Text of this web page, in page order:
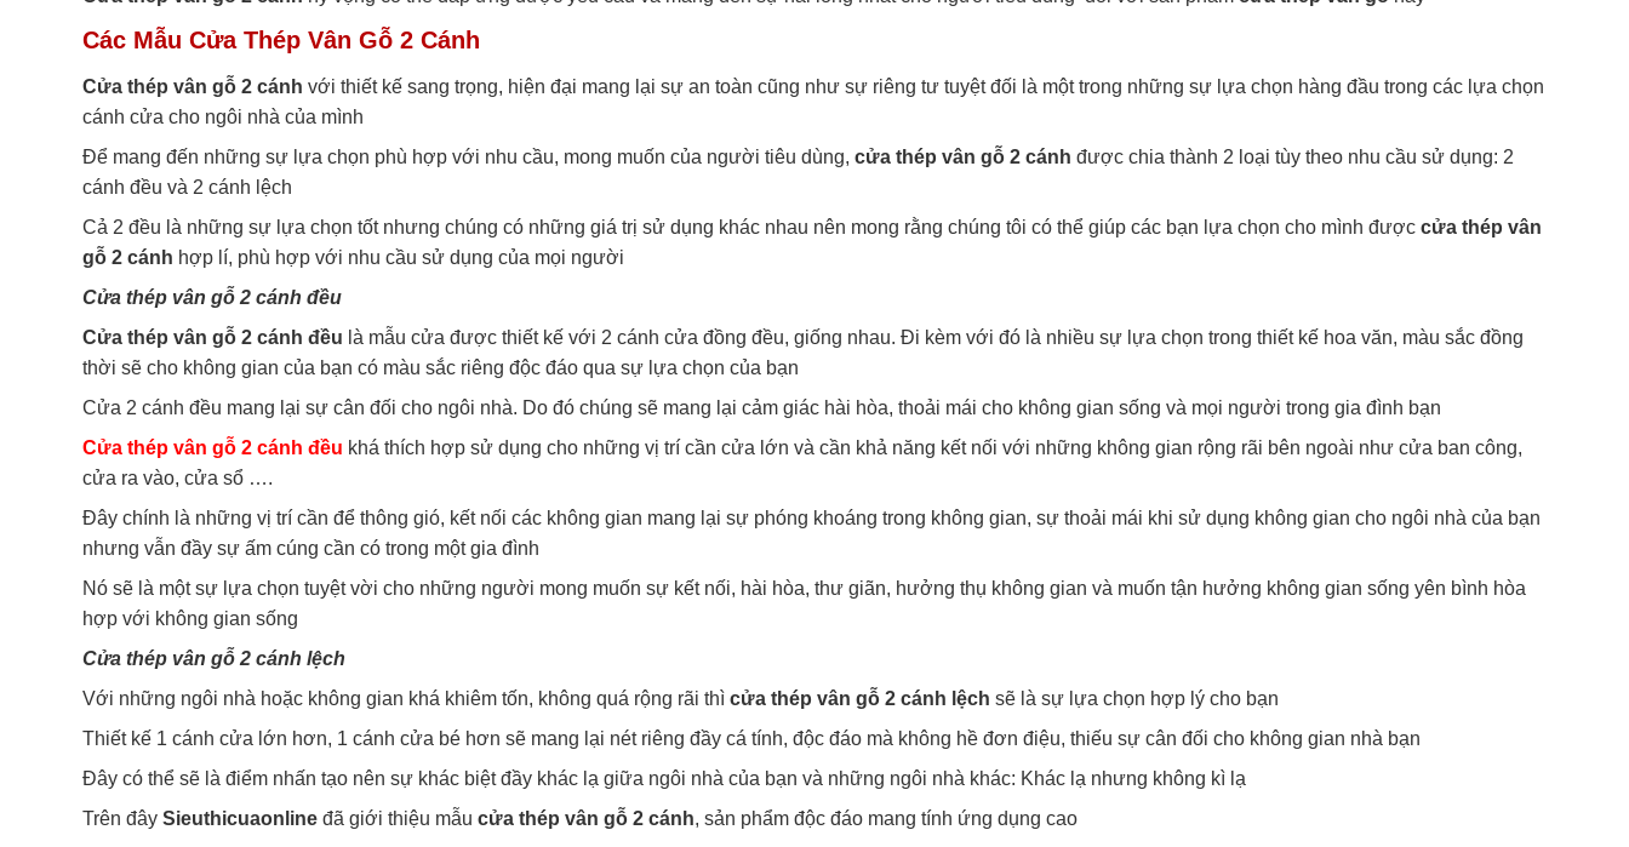
Các Mẫu Cửa Thép Vân Gỗ 2 Cánh
Cửa thép vân gỗ 2 cánh với thiết kế sang trọng, hiện đại mang lại sự an toàn cũng như sự riêng tư tuyệt đối là một trong những sự lựa chọn hàng đầu trong các lựa chọn
cánh cửa cho ngôi nhà của mình
Để mang đến những sự lựa chọn phù hợp với nhu cầu, mong muốn của người tiêu dùng, cửa thép vân gỗ 2 cánh được chia thành 2 loại tùy theo nhu cầu sử dụng: 2
cánh đều và 2 cánh lệch
Cả 2 đều là những sự lựa chọn tốt nhưng chúng có những giá trị sử dụng khác nhau nên mong rằng chúng tôi có thể giúp các bạn lựa chọn cho mình được cửa thép vân
gỗ 2 cánh hợp lí, phù hợp với nhu cầu sử dụng của mọi người
Cửa thép vân gỗ 2 cánh đều
Cửa thép vân gỗ 2 cánh đều là mẫu cửa được thiết kế với 2 cánh cửa đồng đều, giống nhau. Đi kèm với đó là nhiều sự lựa chọn trong thiết kế hoa văn, màu sắc đồng
thời sẽ cho không gian của bạn có màu sắc riêng độc đáo qua sự lựa chọn của bạn
Cửa 2 cánh đều mang lại sự cân đối cho ngôi nhà. Do đó chúng sẽ mang lại cảm giác hài hòa, thoải mái cho không gian sống và mọi người trong gia đình bạn
Cửa thép vân gỗ 2 cánh đều khá thích hợp sử dụng cho những vị trí cần cửa lớn và cần khả năng kết nối với những không gian rộng rãi bên ngoài như cửa ban công,
cửa ra vào, cửa sổ ….
Đây chính là những vị trí cần để thông gió, kết nối các không gian mang lại sự phóng khoáng trong không gian, sự thoải mái khi sử dụng không gian cho ngôi nhà của bạn
nhưng vẫn đầy sự ấm cúng cần có trong một gia đình
Nó sẽ là một sự lựa chọn tuyệt vời cho những người mong muốn sự kết nối, hài hòa, thư giãn, hưởng thụ không gian và muốn tận hưởng không gian sống yên bình hòa
hợp với không gian sống
Cửa thép vân gỗ 2 cánh lệch
Với những ngôi nhà hoặc không gian khá khiêm tốn, không quá rộng rãi thì cửa thép vân gỗ 2 cánh lệch sẽ là sự lựa chọn hợp lý cho bạn
Thiết kế 1 cánh cửa lớn hơn, 1 cánh cửa bé hơn sẽ mang lại nét riêng đầy cá tính, độc đáo mà không hề đơn điệu, thiếu sự cân đối cho không gian nhà bạn
Đây có thể sẽ là điểm nhấn tạo nên sự khác biệt đầy khác lạ giữa ngôi nhà của bạn và những ngôi nhà khác: Khác lạ nhưng không kì lạ
Trên đây Sieuthicuaonline đã giới thiệu mẫu cửa thép vân gỗ 2 cánh, sản phẩm độc đáo mang tính ứng dụng cao